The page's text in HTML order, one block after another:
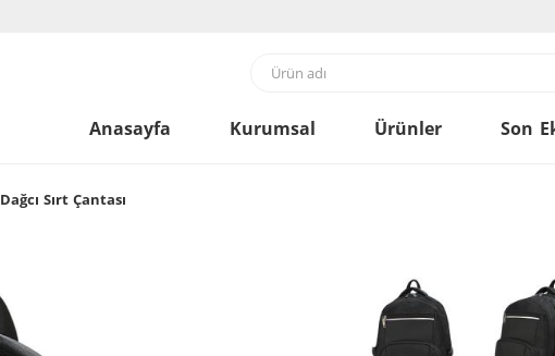
Anasayfa Kurumsal Ürünler Son
Dağcı Sırt Çantası